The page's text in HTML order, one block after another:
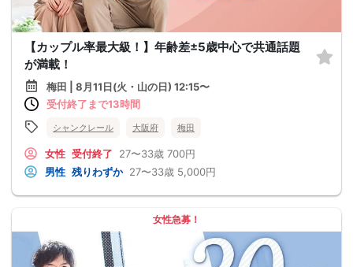
【カップル率最大級！】年齢差±5歳中心で共通話題
が満載！
梅田 | 8月11日(火・山の日) 12:15〜
受付終了まで13時間
シャンクレール 大阪府 梅田
女性 受付終了 27〜33歳 700円
男性 残りわずか 27〜33歳 5,000円
女性急募！